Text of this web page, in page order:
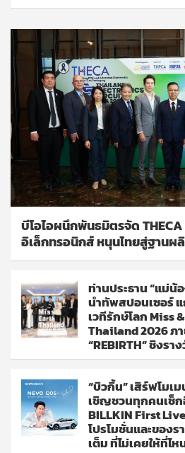
บีโอไอผนึกพันธมิตรจัด
อิเล็กทรอนิกส์ หนุนไทยสู่ฐานผ
ท่านประธาน “แม่น้
นำทัพสปอนเซอร์
เวทีรักษ์โลก Miss
Thailand 2026 ภ
“REBIRTH” ชิงรา
“บิวกิ้น” เสิร์ฟโม
เชิญชวนทุกคนเช็ก
BILLKIN First
โปรโมชั่นและของ
เต็ม ที่ไม่เคยให้ที่ไ